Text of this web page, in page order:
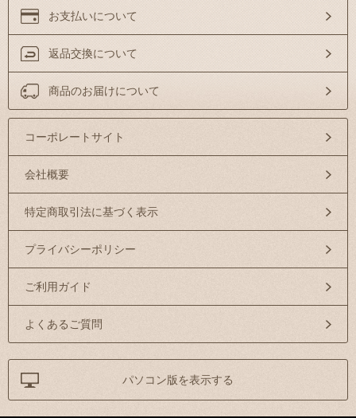
お支払いについて
返品交換について
商品のお届けについて
コーポレートサイト
会社概要
特定商取引法に基づく表示
プライバシーポリシー
ご利用ガイド
よくあるご質問
パソコン版を表示する